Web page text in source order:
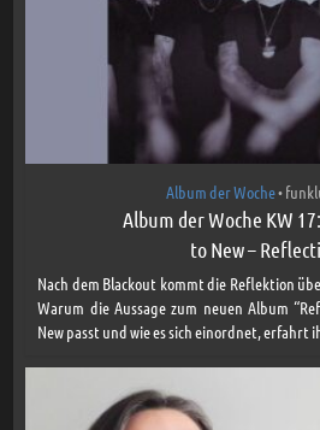
Album der Woche•
Album der Woche KW
to New –
Nach dem Blackout kommt die Reflektion
Warum die Aussage zum neuen Album
New passt und wie es sich einordnet, erfahrt